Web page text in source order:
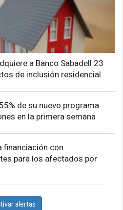
a Banco Sabadell 23
de inclusión residencial
de su nuevo programa
en la primera semana
financiación con
para los afectados por
alertas